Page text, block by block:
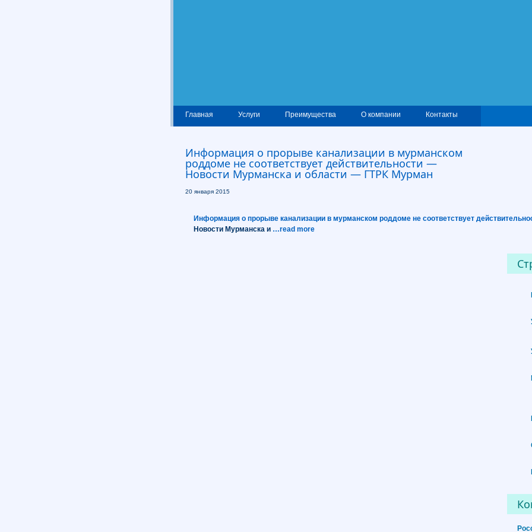
Главная Услуги Преимущества О компании Контакты
Информация о прорыве канализации в мурманском
роддоме не соответствует действительности —
Новости Мурманска и области — ГТРК Мурман
20 января 2015
Информация о прорыве канализации в мурманском роддоме не соответствует
Новости Мурманска и …read more